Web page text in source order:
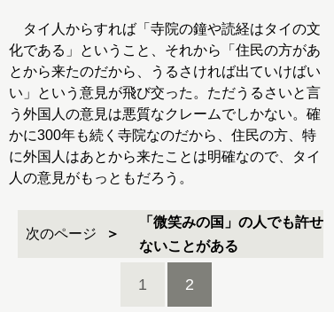
タイ人からすれば「寺院の鐘や読経はタイの文
化である」ということ、それから「住民の方があ
とから来たのだから、うるさければ出ていけばい
い」という意見が飛び交った。ただうるさいと言
う外国人の意見は悪質なクレームでしかない。確
かに300年も続く寺院なのだから、住民の方、特
に外国人はあとから来たことは明確なので、タイ
人の意見がもっともだろう。
次のページ
「微笑みの国」の人でも許せ
ないことがある
1 2